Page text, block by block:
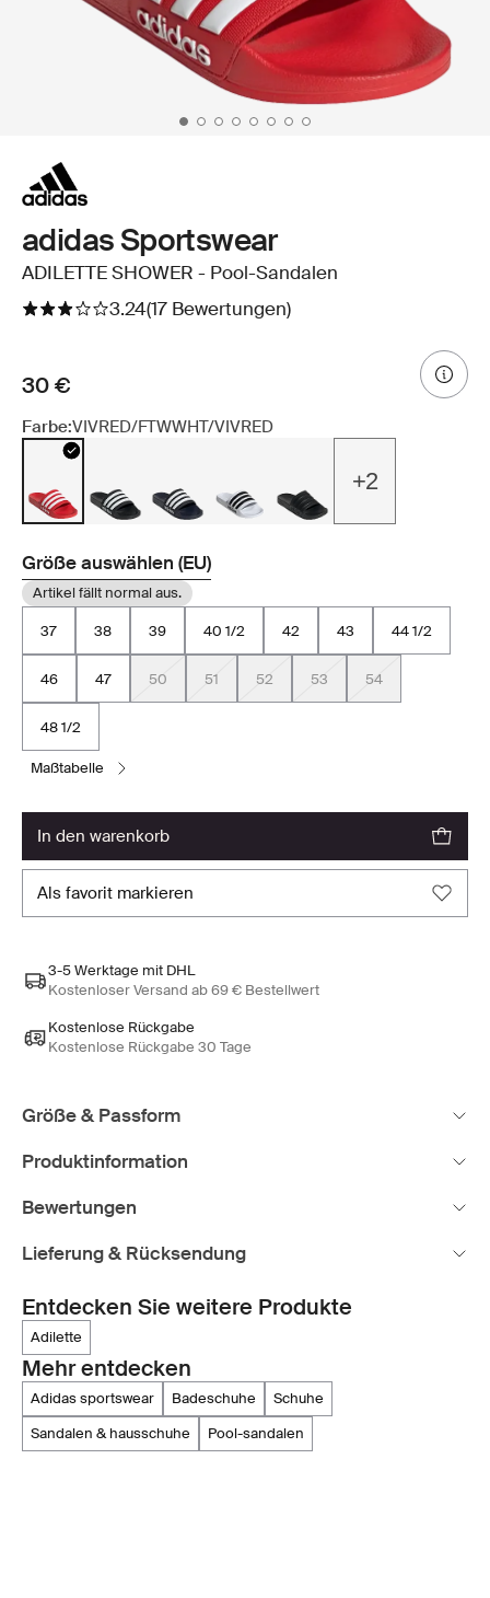
adidas Sportswear
ADILETTE SHOWER - Pool-Sandalen
3.24(17 Bewertungen)
30 €
Farbe:VIVRED/FTWWHT/VIVRED
+2
Größe auswählen (EU)
Artikel fällt normal aus.
37 38 39 40 1/2 42 43 44 1/2
46 47 50 51 52 53 54
48 1/2
maßtabelle
in den warenkorb
als favorit markieren
3-5 Werktage mit DHL
Kostenloser Versand ab 69 € Bestellwert
Kostenlose Rückgabe
Kostenlose Rückgabe 30 Tage
Größe & Passform
Produktinformation
Bewertungen
Lieferung & Rücksendung
Entdecken Sie weitere Produkte
adilette
Mehr entdecken
adidas sportswear badeschuhe
schuhe
sandalen & hausschuhe
pool-sandalen